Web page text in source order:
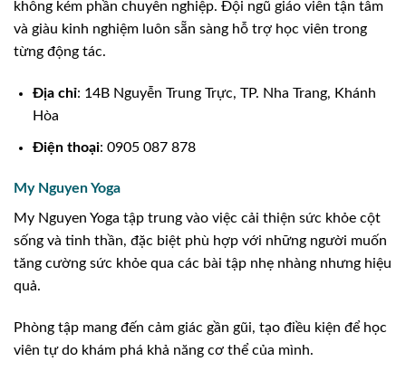
không kém phần chuyên nghiệp. Đội ngũ giáo viên tận tâm
và giàu kinh nghiệm luôn sẵn sàng hỗ trợ học viên trong
từng động tác.
Địa chỉ: 14B Nguyễn Trung Trực, TP. Nha Trang, Khánh
Hòa
Điện thoại: 0905 087 878
My Nguyen Yoga
My Nguyen Yoga tập trung vào việc cải thiện sức khỏe cột
sống và tinh thần, đặc biệt phù hợp với những người muốn
tăng cường sức khỏe qua các bài tập nhẹ nhàng nhưng hiệu
quả.
Phòng tập mang đến cảm giác gần gũi, tạo điều kiện để học
viên tự do khám phá khả năng cơ thể của mình.